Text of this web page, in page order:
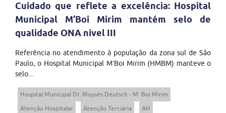
Cuidado que reflete a excelência: Hospital
Municipal M’Boi Mirim mantém selo de
qualidade ONA nível III
Referência no atendimento à população da zona sul de São
Paulo, o Hospital Municipal M’Boi Mirim (HMBM) manteve o
selo...
Hospital Municipal Dr. Moysés Deutsch - M' Boi Mirim
Atenção Hospitalar
Atenção Terciária
AH